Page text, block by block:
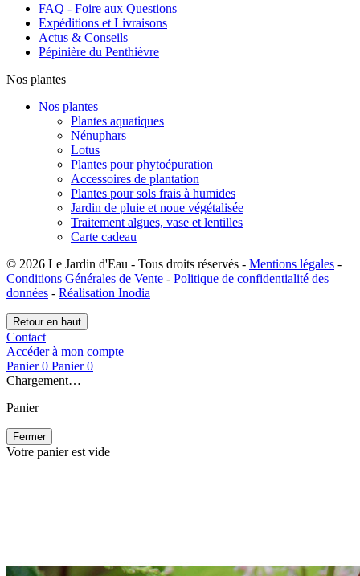
FAQ - Foire aux Questions
Expéditions et Livraisons
Actus & Conseils
Pépinière du Penthièvre
Nos plantes
Nos plantes
Plantes aquatiques
Nénuphars
Lotus
Plantes pour phytoépuration
Accessoires de plantation
Plantes pour sols frais à humides
Jardin de pluie et noue végétalisée
Traitement algues, vase et lentilles
Carte cadeau
© 2026 Le Jardin d'Eau - Tous droits réservés - Mentions légales -
Conditions Générales de Vente - Politique de confidentialité des
données - Réalisation Inodia
Retour en haut
Contact
Accéder à mon compte
Panier 0 Panier 0
Chargement…
Panier
Fermer
Votre panier est vide